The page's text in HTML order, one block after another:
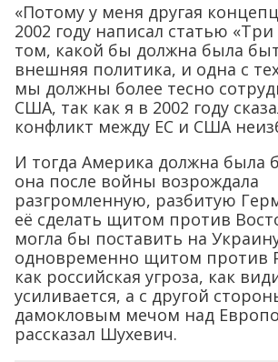
«Потому у меня другая
2002 году написал статью
том, какой бы должна была
внешняя политика, и одна с
мы должны более тесно
США, так как я в 2002 году
конфликт между ЕС и США
И тогда Америка должна была
она после войны возрождала
разгромленную, разбитую
её сделать щитом против
могла бы поставить на
одновременно щитом против
как российская угроза, как
усиливается, а с другой
дамокловым мечом над
рассказал Шухевич.